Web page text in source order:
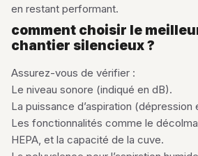
en restant performant.
comment choisir le
chantier silencieux ?
Assurez-vous de vérifier :
Le niveau sonore (indiqué en dB).
La puissance d’aspiration (dépression
Les fonctionnalités comme le
HEPA, et la capacité de la cuve.